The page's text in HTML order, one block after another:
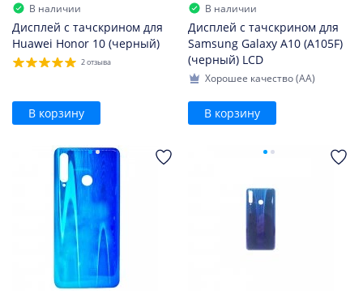
В наличии
Дисплей с тачскрином для
Huawei Honor 10 (черный)
2 отзыва
В корзину
В наличии
Дисплей с тачскрином для
Samsung Galaxy A10 (A105F)
(черный) LCD
Хорошее качество (AA)
В корзину